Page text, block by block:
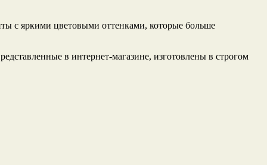
с яркими цветовыми оттенками, которые больше
в интернет-магазине, изготовлены в строгом